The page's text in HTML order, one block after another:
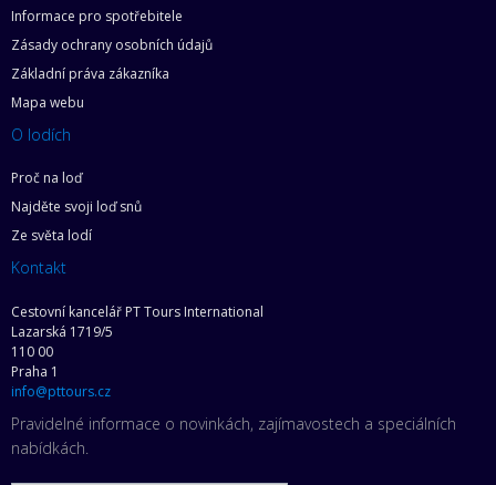
Informace pro spotřebitele
Zásady ochrany osobních údajů
Základní práva zákazníka
Mapa webu
O lodích
Proč na loď
Najděte svoji loď snů
Ze světa lodí
Kontakt
Cestovní kancelář PT Tours International
Lazarská 1719/5
110 00
Praha 1
info@pttours.cz
Pravidelné informace o novinkách, zajímavostech a speciálních
nabídkách.